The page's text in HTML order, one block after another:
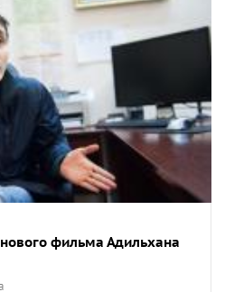
фильма Адильхана